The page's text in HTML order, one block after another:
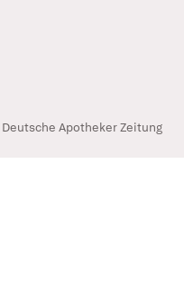
Apotheker Zeitung